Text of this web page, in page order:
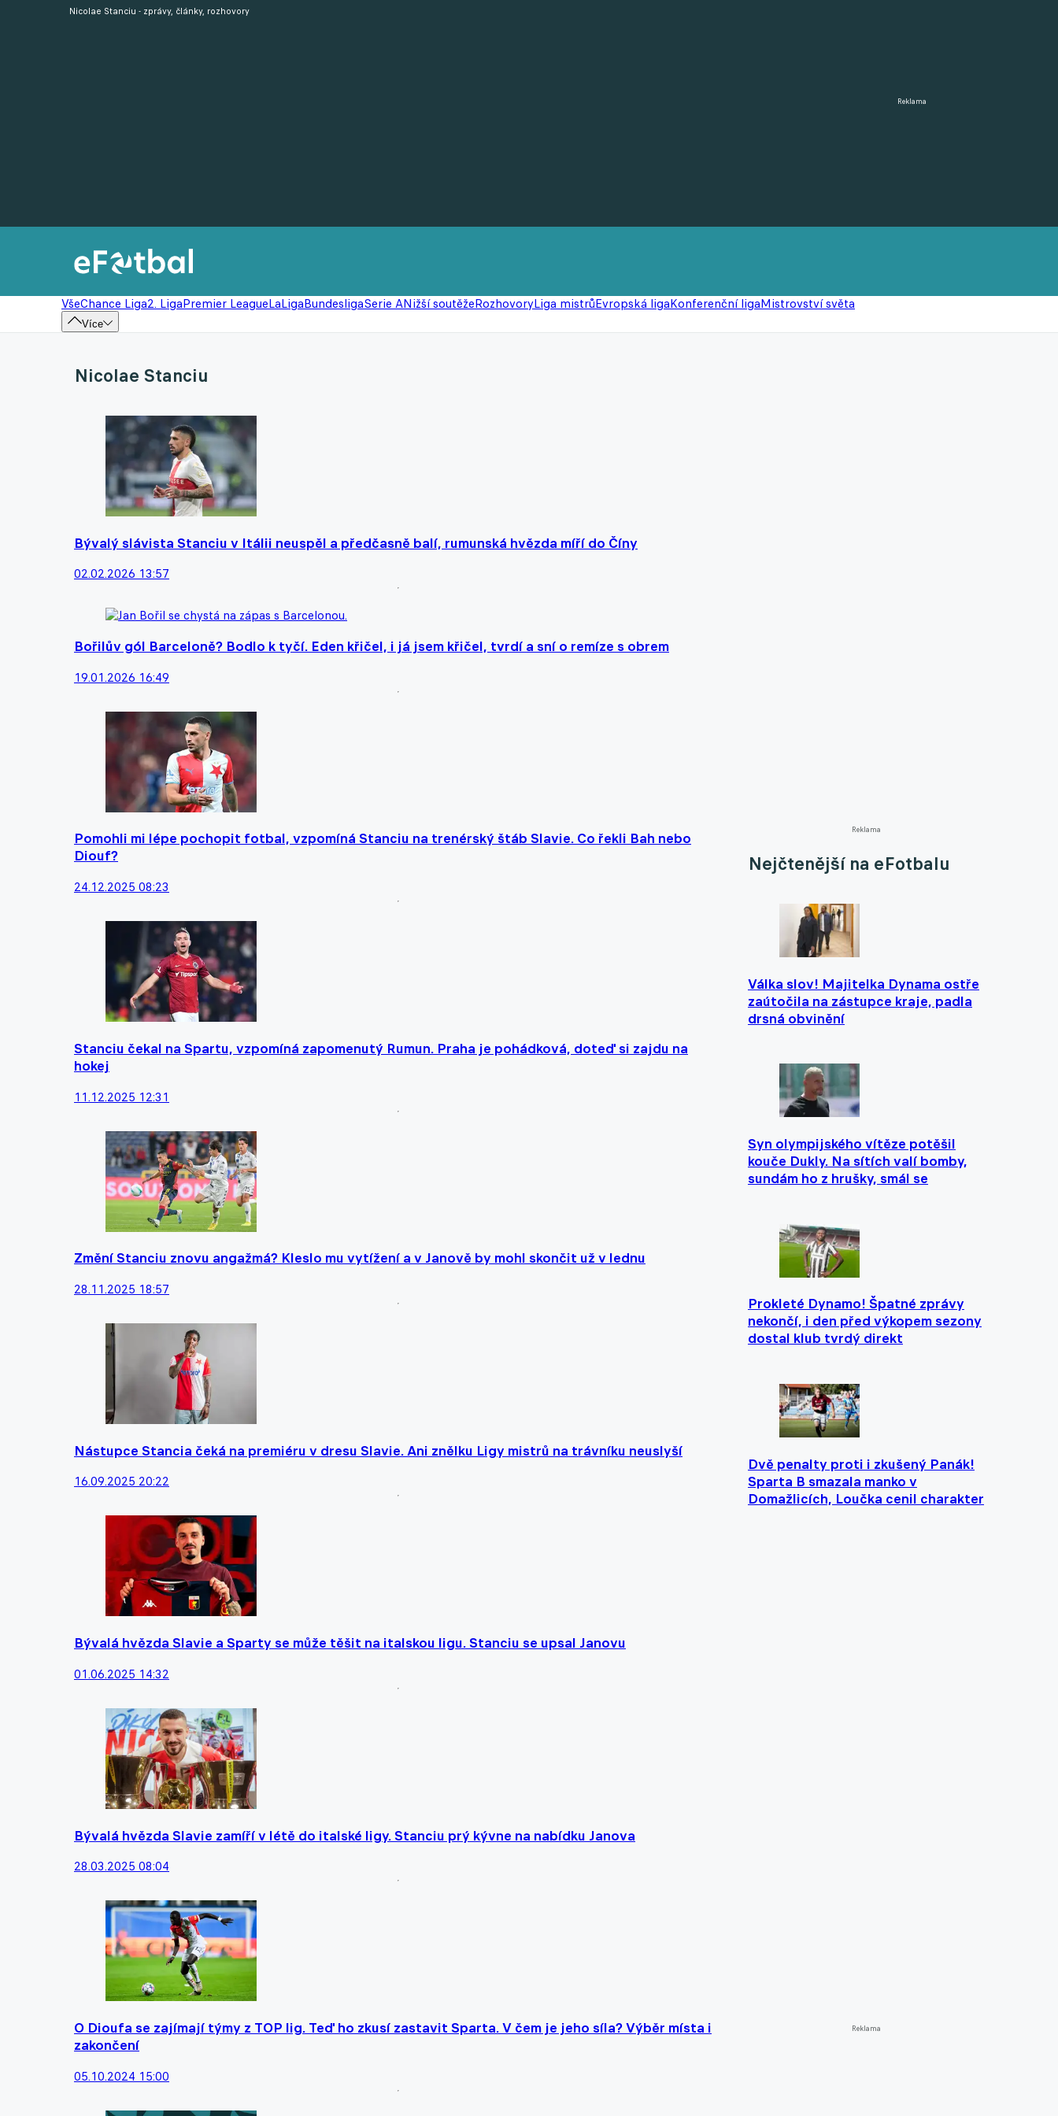
Reklama
VšeChance Liga2. LigaPremier LeagueLaLigaBundesligaSerie ANižší soutěžeRozhovoryLiga mistrůEvropská ligaKonferenční ligaMistrovství světa
Více
Nicolae Stanciu - zprávy, články, rozhovory
Nicolae Stanciu
Bývalý slávista Stanciu v Itálii neuspěl a předčasně balí, rumunská hvězda míří do Číny
02.02.2026 13:57
Bořilův gól Barceloně? Bodlo k tyčí. Eden křičel, i já jsem křičel, tvrdí a sní o remíze s obrem
19.01.2026 16:49
Pomohli mi lépe pochopit fotbal, vzpomíná Stanciu na trenérský štáb Slavie. Co řekli Bah nebo
Diouf?
24.12.2025 08:23
Stanciu čekal na Spartu, vzpomíná zapomenutý Rumun. Praha je pohádková, doteď si zajdu na
hokej
11.12.2025 12:31
Změní Stanciu znovu angažmá? Kleslo mu vytížení a v Janově by mohl skončit už v lednu
28.11.2025 18:57
Nástupce Stancia čeká na premiéru v dresu Slavie. Ani znělku Ligy mistrů na trávníku neuslyší
16.09.2025 20:22
Bývalá hvězda Slavie a Sparty se může těšit na italskou ligu. Stanciu se upsal Janovu
01.06.2025 14:32
Bývalá hvězda Slavie zamíří v létě do italské ligy. Stanciu prý kývne na nabídku Janova
28.03.2025 08:04
O Dioufa se zajímají týmy z TOP lig. Teď ho zkusí zastavit Sparta. V čem je jeho síla? Výběr místa i
zakončení
05.10.2024 15:00
Reklama
Nejčtenější na eFotbalu
Válka slov! Majitelka Dynama ostře
zaútočila na zástupce kraje, padla
drsná obvinění
Syn olympijského vítěze potěšil
kouče Dukly. Na sítích valí bomby,
sundám ho z hrušky, smál se
Prokleté Dynamo! Špatné zprávy
nekončí, i den před výkopem sezony
dostal klub tvrdý direkt
Dvě penalty proti i zkušený Panák!
Sparta B smazala manko v
Domažlicích, Loučka cenil charakter
Reklama